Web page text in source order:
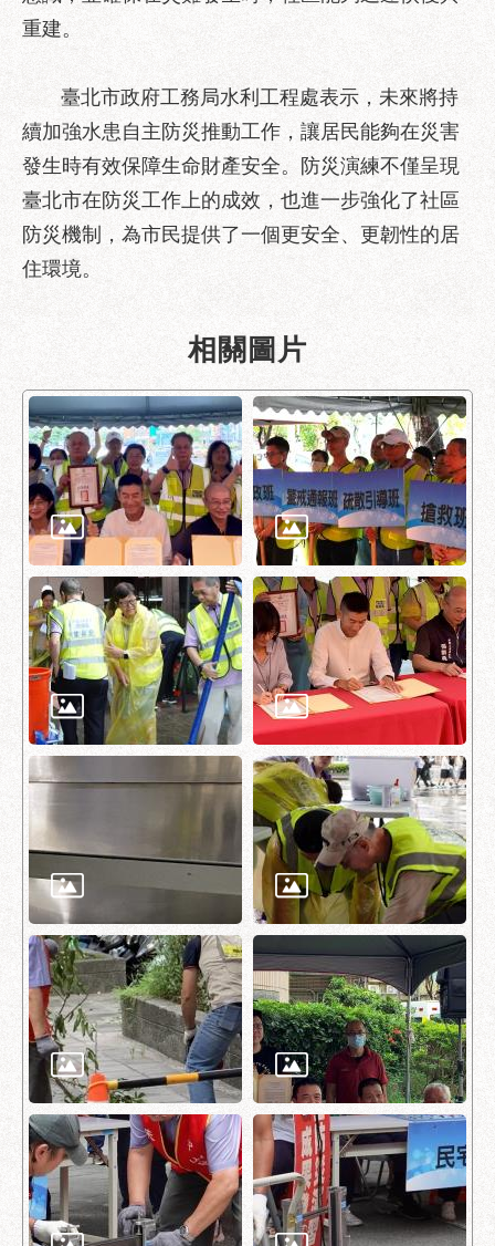
助
專
區
網
站
導
覽
回
首
頁
English
北
通
台
北
服
務
通
常
見
問
答
雙
語
詞
陳
情
系
統
政
府
網
站
料
開
放
宣
告
重建。
臺北市政府工務局水利工程處表示，未來將持
續加強水患自主防災推動工作，讓居民能夠在災害
發生時有效保障生命財產安全。防災演練不僅呈現
臺北市在防災工作上的成效，也進一步強化了社區
防災機制，為市民提供了一個更安全、更韌性的居
住環境。
相關圖片